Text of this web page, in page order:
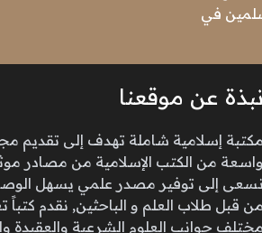
في
نبذة عن موقعنا
مكتبة إسلامية شاملة تهدف إلى تقديم
واسعة من الكتب الإسلامية من مصادر
نسعى إلى توفير مصدر علمي يسهل
من قبل طلاب العلم و الباحثين, نقدم
مختلف جوانب العلوم الشرعية والعقيدة